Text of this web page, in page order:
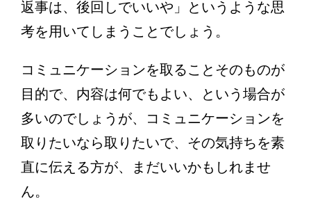
返事は、後回しでいいや」というような思
考を用いてしまうことでしょう。
コミュニケーションを取ることそのものが
目的で、内容は何でもよい、という場合が
多いのでしょうが、コミュニケーションを
取りたいなら取りたいで、その気持ちを素
直に伝える方が、まだいいかもしれませ
ん。